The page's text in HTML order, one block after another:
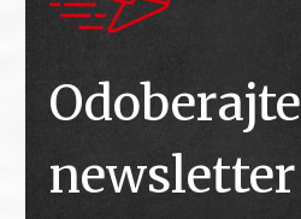
Odoberajte
newsletter